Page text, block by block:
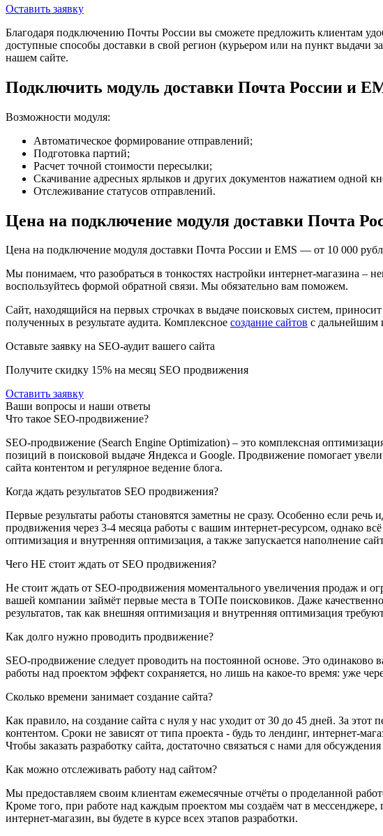
Оставить заявку
Благодаря подключению Почты России вы сможете предложить клиентам
доступные способы доставки в свой регион (курьером или на пункт выдачи
нашем сайте.
Подключить модуль доставки Почта России и
Возможности модуля:
Автоматическое формирование отправлений;
Подготовка партий;
Расчет точной стоимости пересылки;
Скачивание адресных ярлыков и других документов нажатием одной
Отслеживание статусов отправлений.
Цена на подключение модуля доставки Почта
Цена на подключение модуля доставки Почта России и EMS — от 10 000
Мы понимаем, что разобраться в тонкостях настройки интернет-магазина –
воспользуйтесь формой обратной связи. Мы обязательно вам поможем.
Сайт, находящийся на первых строчках в выдаче поисковых систем,
полученных в результате аудита. Комплексное создание сайтов с дальнейшим
Оставьте заявку на SEO-аудит вашего сайта
Получите скидку 15% на месяц SEO продвижения
Оставить заявку
Ваши вопросы и наши ответы
Что такое SEO-продвижение?
SEO-продвижение (Search Engine Optimization) – это комплексная
позиций в поисковой выдаче Яндекса и Google. Продвижение помогает
сайта контентом и регулярное ведение блога.
Когда ждать результатов SEO продвижения?
Первые результаты работы становятся заметны не сразу. Особенно если
продвижения через 3-4 месяца работы с вашим интернет-ресурсом, однако
оптимизация и внутренняя оптимизация, а также запускается наполнение
Чего НЕ стоит ждать от SEO продвижения?
Не стоит ждать от SEO-продвижения моментального увеличения продаж и
вашей компании займёт первые места в ТОПе поисковиков. Даже
результатов, так как внешняя оптимизация и внутренняя оптимизация
Как долго нужно проводить продвижение?
SEO-продвижение следует проводить на постоянной основе. Это одинаково
работы над проектом эффект сохраняется, но лишь на какое-то время: уже
Сколько времени занимает создание сайта?
Как правило, на создание сайта с нуля у нас уходит от 30 до 45 дней. За
контентом. Сроки не зависят от типа проекта - будь то лендинг, интернет-
Чтобы заказать разработку сайта, достаточно связаться с нами для
Как можно отслеживать работу над сайтом?
Мы предоставляем своим клиентам ежемесячные отчёты о проделанной
Кроме того, при работе над каждым проектом мы создаём чат в мессенджере,
интернет-магазин, вы будете в курсе всех этапов разработки.